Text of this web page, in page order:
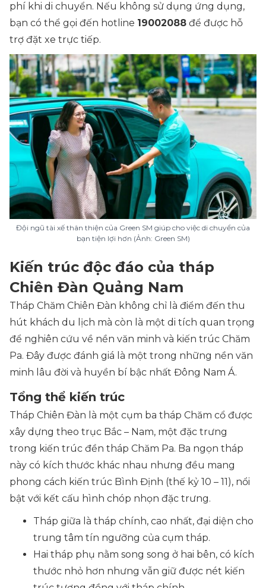
phí khi di chuyển. Nếu không sử dụng ứng dụng,
bạn có thể gọi đến hotline 19002088 để được hỗ
trợ đặt xe trực tiếp.
Đội ngũ tài xế thân thiện của Green SM giúp cho việc di chuyển của
bạn tiện lợi hơn (Ảnh: Green SM)
Kiến trúc độc đáo của tháp
Chiên Đàn Quảng Nam
Tháp Chăm Chiên Đàn không chỉ là điểm đến thu
hút khách du lịch mà còn là một di tích quan trọng
để nghiên cứu về nền văn minh và kiến trúc Chăm
Pa. Đây được đánh giá là một trong những nền văn
minh lâu đời và huyền bí bậc nhất Đông Nam Á.
Tổng thể kiến trúc
Tháp Chiên Đàn là một cụm ba tháp Chăm cổ được
xây dựng theo trục Bắc – Nam, một đặc trưng
trong kiến trúc đền tháp Chăm Pa. Ba ngọn tháp
này có kích thước khác nhau nhưng đều mang
phong cách kiến trúc Bình Định (thế kỷ 10 – 11), nổi
bật với kết cấu hình chóp nhọn đặc trưng.
Tháp giữa là tháp chính, cao nhất, đại diện cho
trung tâm tín ngưỡng của cụm tháp.
Hai tháp phụ nằm song song ở hai bên, có kích
thước nhỏ hơn nhưng vẫn giữ được nét kiến